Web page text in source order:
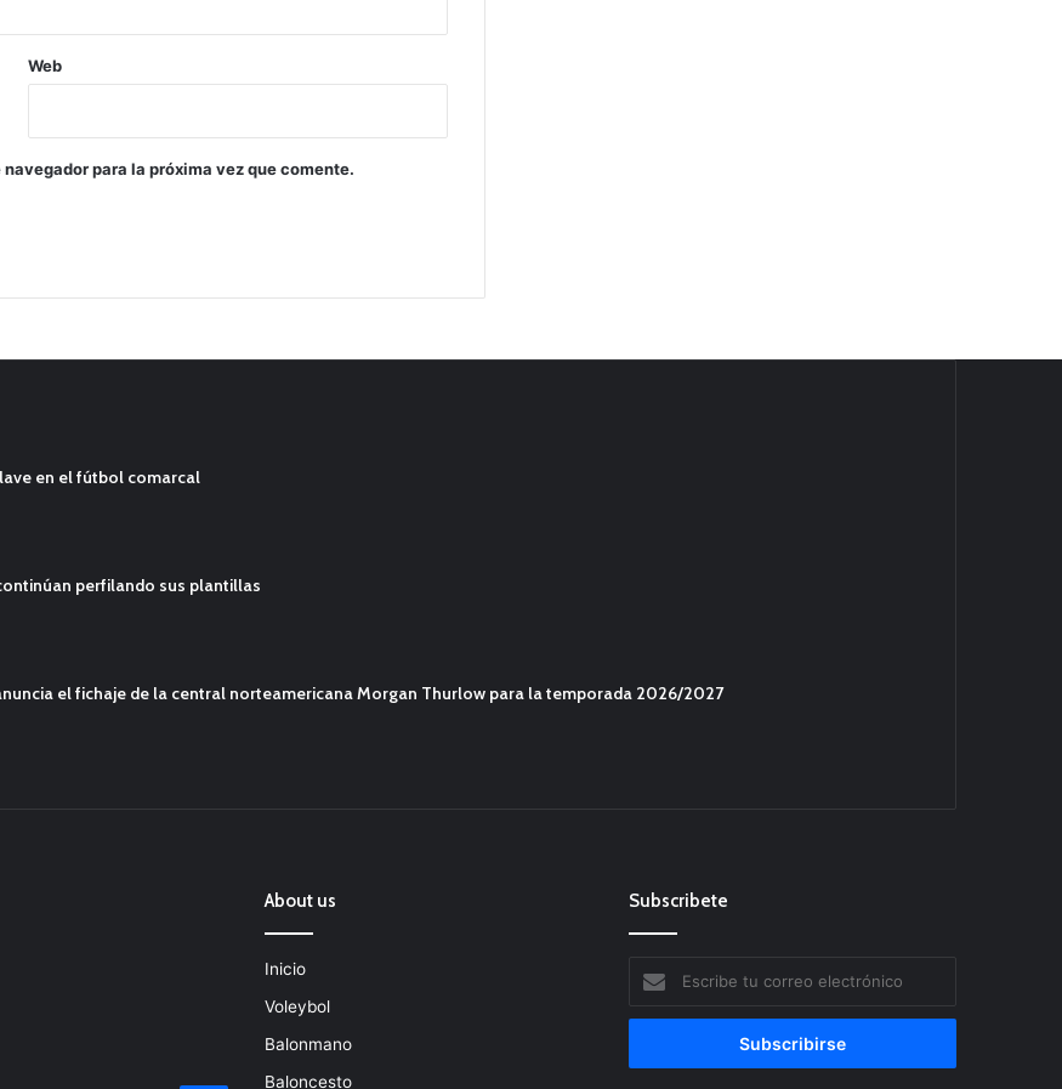
Web
para la próxima vez que comente.
en el fútbol comarcal
perfilando sus plantillas
el fichaje de la central norteamericana Morgan Thurlow para la temporada 2026/2027
About us
Inicio
Voleybol
Balonmano
Baloncesto
Subscribete
tu
correo